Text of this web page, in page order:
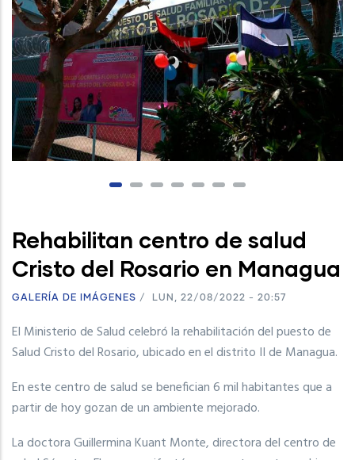
Rehabilitan centro de salud
Cristo del Rosario en Managua
GALERÍA DE IMÁGENES / LUN, 22/08/2022 - 20:57
El Ministerio de Salud celebró la rehabilitación del puesto de
Salud Cristo del Rosario, ubicado en el distrito II de Managua.
En este centro de salud se benefician 6 mil habitantes que a
partir de hoy gozan de un ambiente mejorado.
La doctora Guillermina Kuant Monte, directora del centro de